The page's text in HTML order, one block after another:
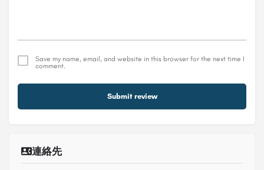
Save my name, email, and website in this browser for the next time I
comment.
Submit review
連絡先